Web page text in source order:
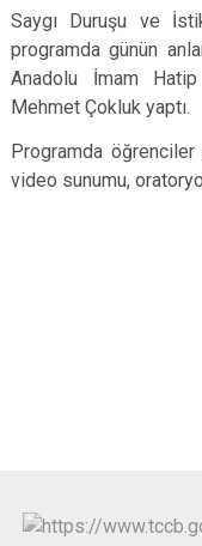
Saygı Duruşu ve
programda günün
Anadolu İmam
Mehmet Çokluk yaptı.
Programda
video sunumu,